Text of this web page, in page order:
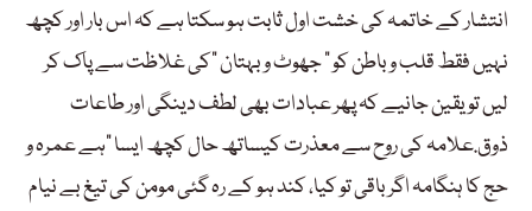
انتشار کے خاتمہ کی خشت اول ثابت ہو سکتا ہے کہ اس بار اور کچھ
نہیں فقط قلب و باطن کو ” جھوٹ و بہتان “کی غلاظت سے پاک کر
لیں تو یقین جانیے کہ پھر عبادات بھی لطف دینگی اور طاعات
ذوق.علامہ کی روح سے معذرت کیساتھ حال کچھ ایسا “ہے عمرہ و
حج کا ہنگامہ اگر باقی تو کیا، کند ہو کے رہ گئی مومن کی تیغ بے نیام